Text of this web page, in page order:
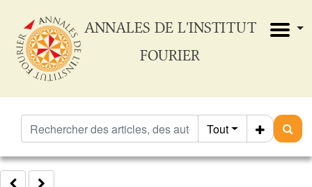
ANNALES DE L'INSTITUT
FOURIER
Tout